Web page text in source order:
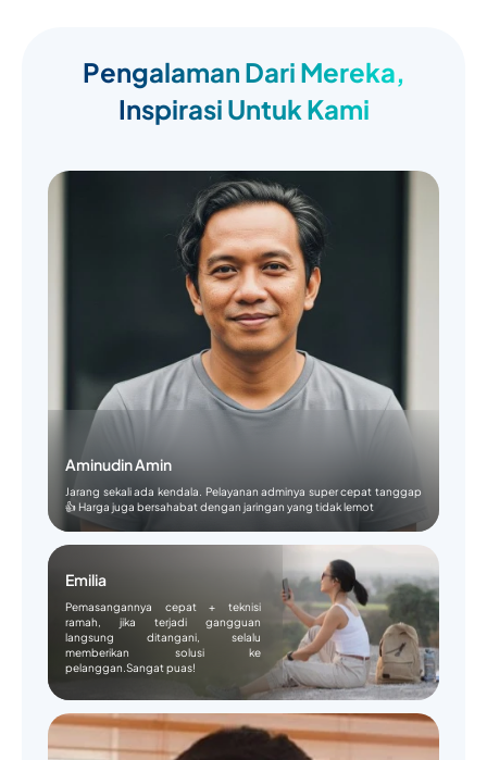
Pengalaman Dari Mereka,
Inspirasi Untuk Kami
Aminudin Amin
Jarang sekali ada kendala. Pelayanan adminya super cepat tanggap
👍 Harga juga bersahabat dengan jaringan yang tidak lemot
Emilia
Pemasangannya cepat + teknisi
ramah, jika terjadi gangguan
langsung ditangani, selalu
memberikan solusi ke
pelanggan.Sangat puas!